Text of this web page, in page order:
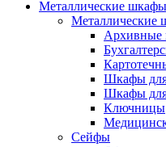
Металлические
Металлические
Шкафы
Шкафы
Ключницы
Сейфы